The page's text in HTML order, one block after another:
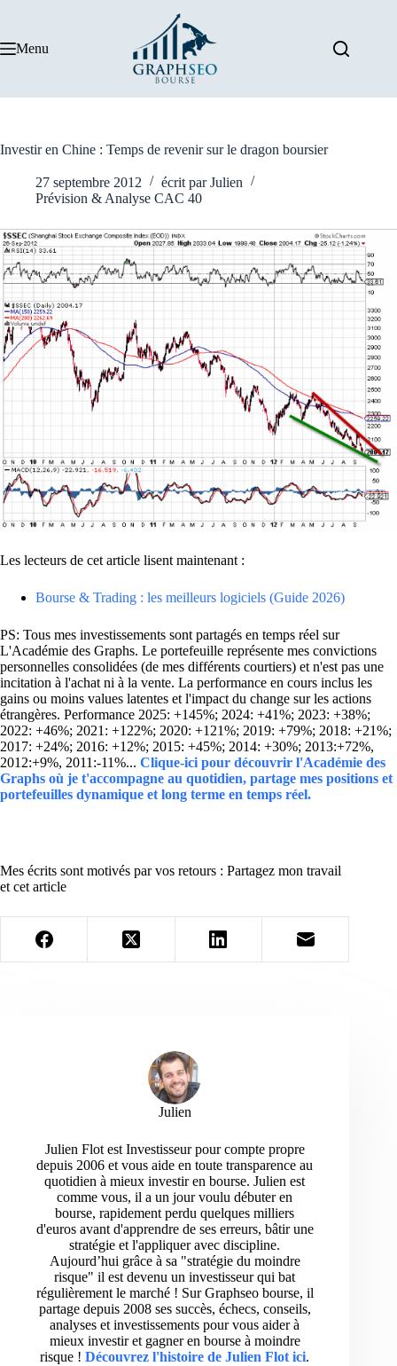
Menu
Investir en Chine : Temps de revenir sur le dragon boursier
27 septembre 2012 écrit par Julien
Prévision & Analyse CAC 40
Les lecteurs de cet article lisent maintenant :
Bourse & Trading : les meilleurs logiciels (Guide 2026)
PS: Tous mes investissements sont partagés en temps réel sur
L'Académie des Graphs. Le portefeuille représente mes convictions
personnelles consolidées (de mes différents courtiers) et n'est pas une
incitation à l'achat ni à la vente. La performance en cours inclus les
gains ou moins values latentes et l'impact du change sur les actions
étrangères. Performance 2025: +145%; 2024: +41%; 2023: +38%;
2022: +46%; 2021: +122%; 2020: +121%; 2019: +79%; 2018: +21%;
2017: +24%; 2016: +12%; 2015: +45%; 2014: +30%; 2013:+72%,
2012:+9%, 2011:-11%... Clique-ici pour découvrir l'Académie des
Graphs où je t'accompagne au quotidien, partage mes positions et
portefeuilles dynamique et long terme en temps réel.
Mes écrits sont motivés par vos retours : Partagez mon travail
et cet article
Julien
Julien Flot est Investisseur pour compte propre
depuis 2006 et vous aide en toute transparence au
quotidien à mieux investir en bourse. Julien est
comme vous, il a un jour voulu débuter en
bourse, rapidement perdu quelques milliers
d'euros avant d'apprendre de ses erreurs, bâtir une
stratégie et l'appliquer avec discipline.
Aujourd’hui grâce à sa "stratégie du moindre
risque" il est devenu un investisseur qui bat
régulièrement le marché ! Sur Graphseo bourse, il
partage depuis 2008 ses succès, échecs, conseils,
analyses et investissements pour vous aider à
mieux investir et gagner en bourse à moindre
risque ! Découvrez l'histoire de Julien Flot ici.